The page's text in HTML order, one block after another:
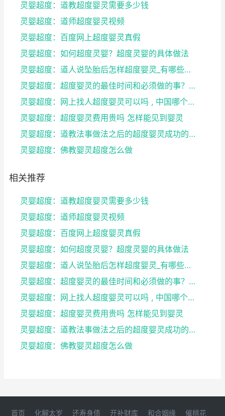
灵婴超度：道教超度婴灵需要多少钱
灵婴超度：道师超度婴灵视频
灵婴超度：百度网上超度婴灵真假
灵婴超度：如何超度灵婴？超度灵婴的具体做法
灵婴超度：道人说坠胎后怎样超度婴灵_有哪些方法可
灵婴超度：超度婴灵的最佳时间和必须做的事？婴灵超度...
灵婴超度：网上找人超度婴灵可以吗 , 中国哪个寺庙...
灵婴超度：超度婴灵费用贵吗 怎样能见到婴灵
灵婴超度：道教法事做法之后的超度婴灵成功的征兆
灵婴超度：佛教婴灵超度怎么做
相关推荐
灵婴超度：道教超度婴灵需要多少钱
灵婴超度：道师超度婴灵视频
灵婴超度：百度网上超度婴灵真假
灵婴超度：如何超度灵婴？超度灵婴的具体做法
灵婴超度：道人说坠胎后怎样超度婴灵_有哪些方法可
灵婴超度：超度婴灵的最佳时间和必须做的事？婴灵超度...
灵婴超度：网上找人超度婴灵可以吗 , 中国哪个寺庙...
灵婴超度：超度婴灵费用贵吗 怎样能见到婴灵
灵婴超度：道教法事做法之后的超度婴灵成功的征兆
灵婴超度：佛教婴灵超度怎么做
首页 化解太岁 还寿身债 开补财库 和合姻缘 催桃花